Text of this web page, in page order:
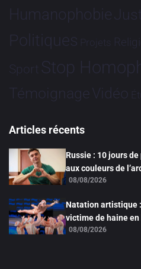
Humanophobie
Politiques Projets
Sport Stop
TémoignageVidéo
Articles récents
Russie : 10 jours
aux couleurs de
08/08/2026
Natation artistique
victime de haine
08/08/2026